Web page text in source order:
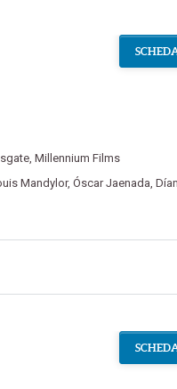
, Millennium Films
Mandylor, Óscar Jaenada,